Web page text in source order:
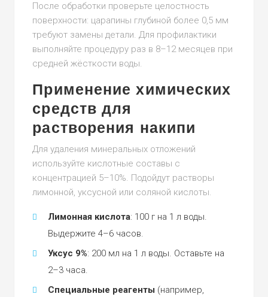
После обработки проверьте целостность
поверхности: царапины глубиной более 0,5 мм
требуют замены детали. Для профилактики
выполняйте процедуру раз в 8–12 месяцев при
средней жёсткости воды.
Применение химических
средств для
растворения накипи
Для удаления минеральных отложений
используйте кислотные составы с
концентрацией 5–10%. Подойдут растворы
лимонной, уксусной или соляной кислоты.
Лимонная кислота: 100 г на 1 л воды.
Выдержите 4–6 часов.
Уксус 9%: 200 мл на 1 л воды. Оставьте на
2–3 часа.
Специальные реагенты (например,